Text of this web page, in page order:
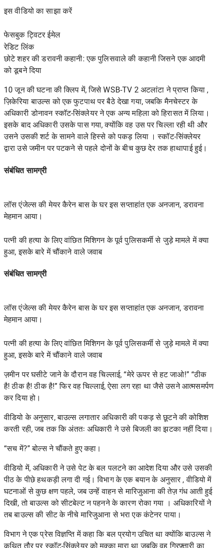
इस वीडियो का साझा करें
फेसबुक ट्विटर ईमेल
रेडिटलिंक
छोटे शहर की डरावनी कहानी: एक पुलिसवाले की कहानी जिसने एक आदमी
को डूबने दिया
10 जून की घटना की क्लिप में, जिसेWSB-TV 2 अटलांटा ने प्राप्त किया ,
ज़िकेरिया बाउल्स को एक फुटपाथ पर बैठे देखा गया, जबकि मैनचेस्टर के
अधिकारी डोनावन स्कॉट-सिंक्लेयर ने एक अन्य महिला को हिरासत में लिया।
इसके बाद अधिकारी उसके पास गया, क्योंकि वह उस पर चिल्ला रही थी और
उसने उसकी शर्ट के सामने वाले हिस्से को पकड़ लिया । स्कॉट-सिंक्लेयर
द्वारा उसे जमीन पर पटकने से पहले दोनों के बीच कुछ देर तक हाथापाई हुई।
संबंधित सामग्री
लॉस एंजेल्स की मेयर कैरेन बास के घर इस सप्ताहांत एक अनजान, डरावना
मेहमान आया।
पत्नी की हत्या के लिए वांछित मिशिगन के पूर्व पुलिसकर्मी से जुड़े मामले में क्या
हुआ, इसके बारे में चौंकाने वाले जवाब
संबंधित सामग्री
लॉस एंजेल्स की मेयर कैरेन बास के घर इस सप्ताहांत एक अनजान, डरावना
मेहमान आया।
पत्नी की हत्या के लिए वांछित मिशिगन के पूर्व पुलिसकर्मी से जुड़े मामले में क्या
हुआ, इसके बारे में चौंकाने वाले जवाब
ज़मीन पर घसीटे जाने के दौरान वह चिल्लाई, “मेरे ऊपर से हट जाओ!” “ठीक
है! ठीक है! ठीक है!” फिर वह चिल्लाई,ऐसा लग रहा था जैसे उसने आत्मसमर्पण
कर दिया हो।
वीडियो के अनुसार,बाउल्स लगातार अधिकारी की पकड़ से छूटने की कोशिश
करती रही, जब तक कि अंततः अधिकारी ने उसे बिजली का झटका नहीं दिया।
“सच में?” बोल्स ने चौंकते हुए कहा।
वीडियो में, अधिकारी नेउसे पेट के बल पलटने का आदेश दिया और उसे उसकी
पीठ के पीछे हथकड़ी लगा दी गई। विभाग केएक बयान के अनुसार , वीडियो में
घटनाओं से कुछ क्षण पहले, जब उन्हें वाहन से मारिजुआना की तेज़ गंध आती हुई
दिखी, तो बाउल्स को सीटबेल्ट न पहनने के कारण रोका गया । अधिकारियों ने
तब बाउल्स की सीट के नीचे मारिजुआना से भरा एक कंटेनर पाया।
विभाग ने एक प्रेस विज्ञप्ति में कहा कि बल प्रयोग उचित था क्योंकि बाउल्स ने
कथित तौर पर स्कॉट-सिंक्लेयर को मुक्का मारा था जबकि वह गिरफ़्तारी का